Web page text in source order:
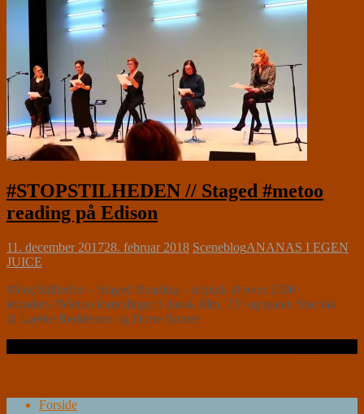
#STOPSTILHEDEN // Staged #metoo
reading på Edison
11. december 201728. februar 2018 SceneblogANANAS I EGEN
JUICE
#StopStilheden – Staged Reading – udpluk af over 1000
kvinders #Metoo fortællinger i dansk film, TV og teater. Stor tak
til Laerke Reddersen og Dorte Rømer
Forside